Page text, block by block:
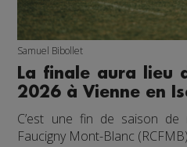
Samuel Bibollet
La finale aura lieu
2026 à Vienne en
C’est une fin de saison
Faucigny Mont-Blanc